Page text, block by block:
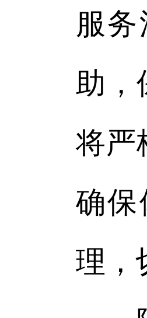
服
助，
将严
确保
理，